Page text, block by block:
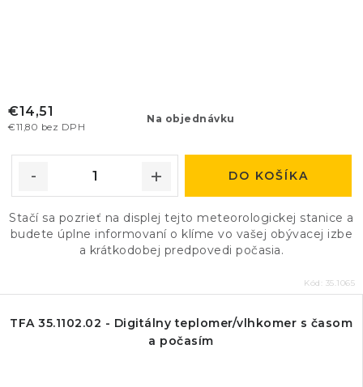
Na objednávku
€11,80 bez DPH
€14,51
DO KOŠÍKA
Stačí sa pozrieť na displej tejto meteorologickej stanice a
budete úplne informovaní o klíme vo vašej obývacej izbe
a krátkodobej predpovedi počasia.
Kód: 35.1065
TFA 35.1102.02 - Digitálny teplomer/vlhkomer s časom
a počasím